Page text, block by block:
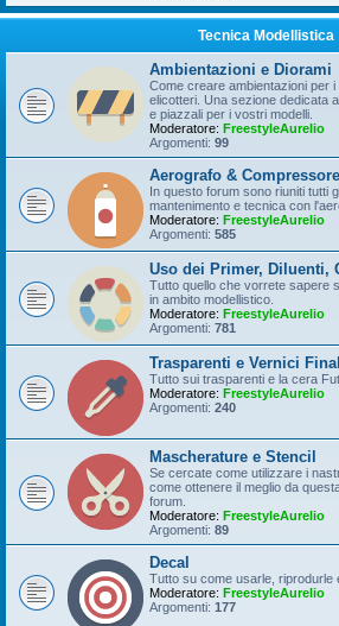
Tecnica Modellistica
Ambientazioni e Diorami
Come creare ambientazioni per
elicotteri. Una sezione dedicata
e piazzali per i vostri modelli.
Moderatore: FreestyleAurelio
Argomenti: 99
Aerografo & Compressore
In questo forum sono riuniti tutti
mantenimento e tecnica con
Moderatore: FreestyleAurelio
Argomenti: 585
Uso dei Primer, Diluenti,
Tutto quello che vorrete sapere
in ambito modellistico.
Moderatore: FreestyleAurelio
Argomenti: 781
Trasparenti e Vernici
Tutto sui trasparenti e la cera
Moderatore: FreestyleAurelio
Argomenti: 240
Mascherature e Stencil
Se cercate come utilizzare i
come ottenere il meglio da
forum.
Moderatore: FreestyleAurelio
Argomenti: 89
Decal
Tutto su come usarle, riprodurle
Moderatore: FreestyleAurelio
Argomenti: 177